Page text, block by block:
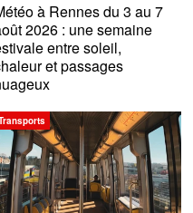
à Rennes du 3 au 7
2026 : une semaine
entre soleil,
et passages